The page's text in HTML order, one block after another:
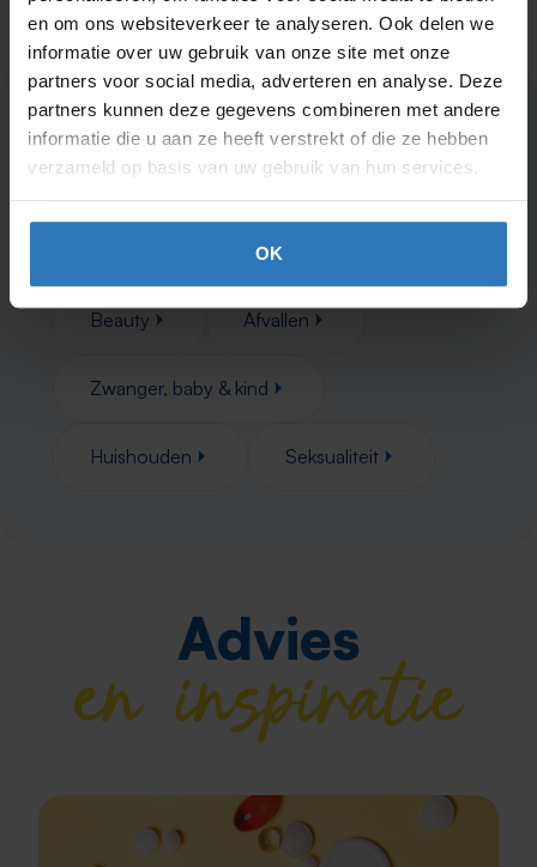
en om ons websiteverkeer te analyseren. Ook delen we
informatie over uw gebruik van onze site met onze
partners voor social media, adverteren en analyse. Deze
partners kunnen deze gegevens combineren met andere
informatie die u aan ze heeft verstrekt of die ze hebben
verzameld op basis van uw gebruik van hun services.
OK
Nog niets gevonden?Kijk eens
in deze categorieën
Beauty Afvallen
Zwanger, baby & kind
Huishouden Seksualiteit
Advies
en inspiratie